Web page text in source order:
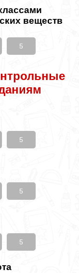
веществ
5
5
5
5